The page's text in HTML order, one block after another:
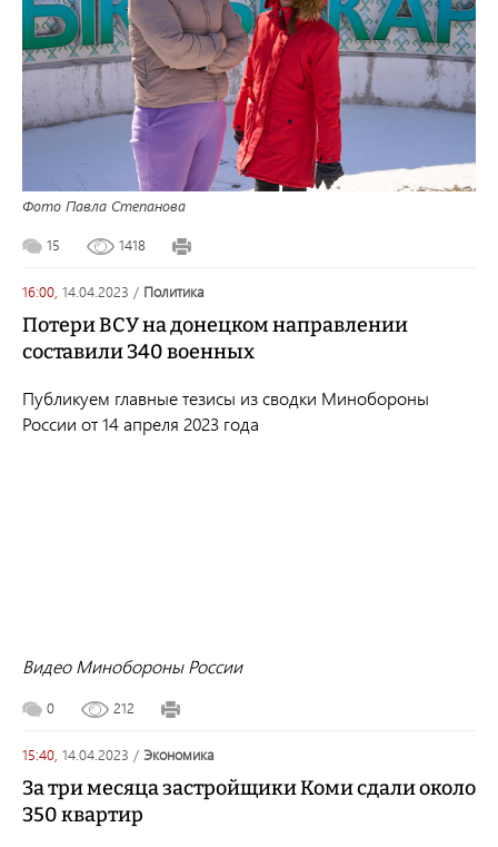
Фото Павла Степанова
15 1418
16:00, 14.04.2023 / политика
Потери ВСУ на донецком направлении
составили 340 военных
Публикуем главные тезисы из сводки Минобороны
России от 14 апреля 2023 года
Видео Минобороны России
0 212
15:40, 14.04.2023 / экономика
За три месяца застройщики Коми сдали около
350 квартир